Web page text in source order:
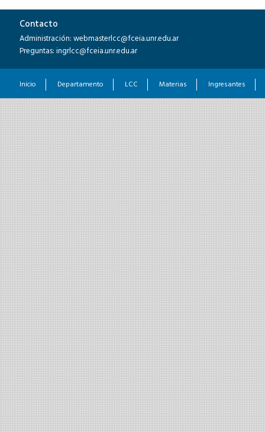
Contacto
Administración: webmasterlcc@fceia.unr.edu.ar
Preguntas: ingrlcc@fceia.unr.edu.ar
Inicio Departamento LCC Materias Ingresantes